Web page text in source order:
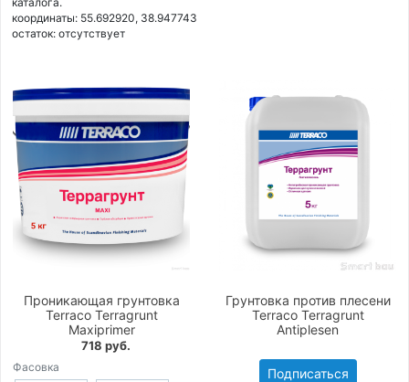
координаты: 55.692920, 38.947743
остаток: отсутствует
Проникающая грунтовка
Terraco Terragrunt
Maxiprimer
718 руб.
Фасовка
Грунтовка против плесени
Terraco Terragrunt
Antiplesen
Подписаться